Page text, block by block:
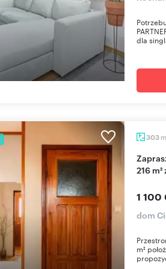
dla
303 m
Zapraszam do obejrzenia przestronnego domu
216
1 100
dom
m²